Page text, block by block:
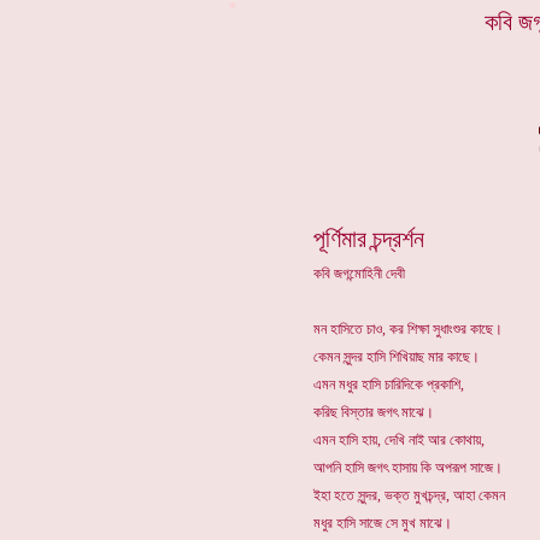
কবি
পূর্ণিমার চন্দ্রর্শন
কবি জগন্মোহিনী দেবী
মন হাসিতে চাও, কর শিক্ষা সুধাংশুর কাছে।
কেমন সুন্দর হাসি শিখিয়াছ মার কাছে।
এমন মধুর হাসি চারিদিকে প্রকাশি,
করিছ বিস্তার জগৎ মাঝে।
এমন হাসি হায়, দেখি নাই আর কোথায়,
আপনি হাসি জগৎ হাসায় কি অপরূপ সাজে।
ইহা হতে সুন্দর, ভক্ত মুখচন্দ্র, আহা কেমন
মধুর হাসি সাজে সে মুখ মাঝে।